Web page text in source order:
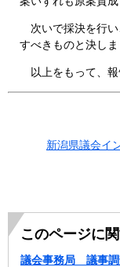
次いで採決を行い
すべきものと決しま
以上をもって、報
新潟県議会イ
このページに
議会事務局 議事調